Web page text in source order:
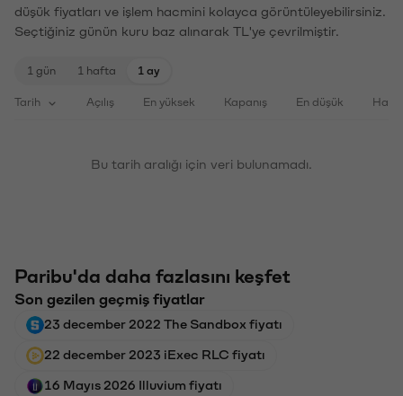
düşük fiyatları ve işlem hacmini kolayca görüntüleyebilirsiniz.
Seçtiğiniz günün kuru baz alınarak TL'ye çevrilmiştir.
1 gün 1 hafta 1 ay
Tarih Açılış En yüksek Kapanış En düşük
Bu tarih aralığı için veri bulunamadı.
Paribu'da daha fazlasını keşfet
Son gezilen geçmiş fiyatlar
23 december 2022 The Sandbox fiyatı
22 december 2023 iExec RLC fiyatı
16 Mayıs 2026 Illuvium fiyatı